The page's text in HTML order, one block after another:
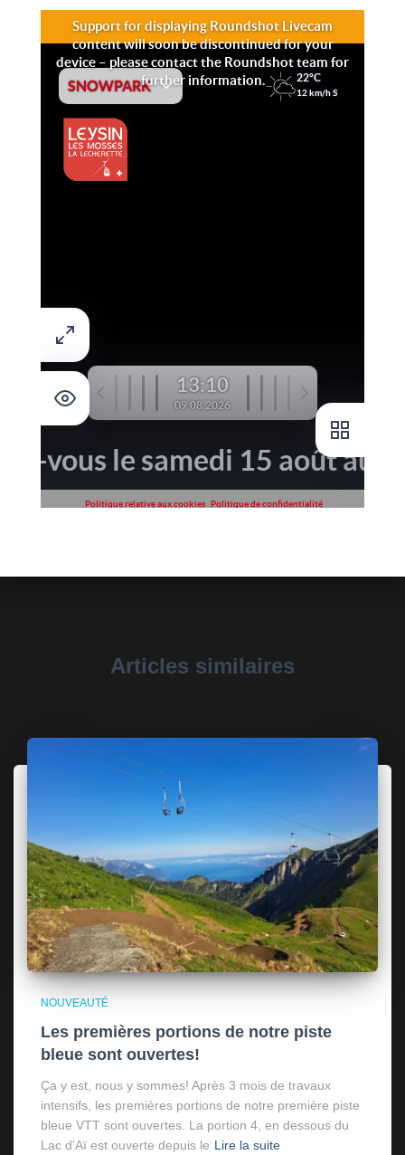
Articles similaires
NOUVEAUTÉ
Les premières portions de notre piste
bleue sont ouvertes!
Ça y est, nous y sommes! Après 3 mois de travaux
intensifs, les premières portions de notre première piste
bleue VTT sont ouvertes. La portion 4, en dessous du
Lac d’Aï est ouverte depuis le Lire la suite